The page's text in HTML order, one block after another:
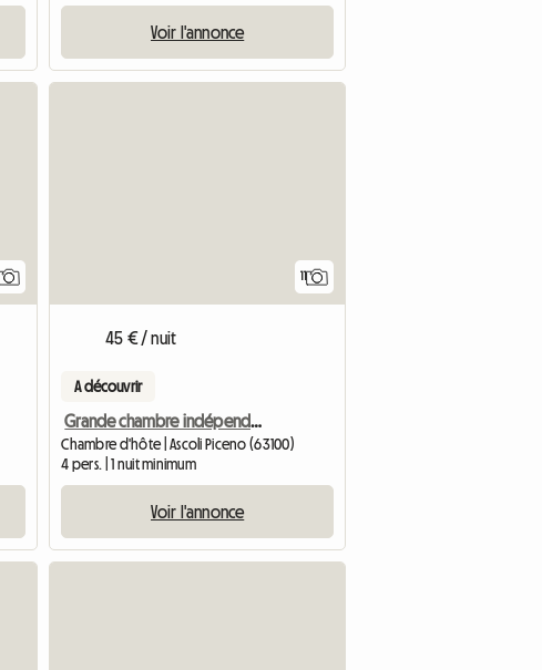
Voir l'annonce
11
45 € / nuit
A découvrir
Grande chambre indépendante quatre places
Chambre d'hôte | Ascoli Piceno (63100)
4 pers. | 1 nuit minimum
Voir l'annonce